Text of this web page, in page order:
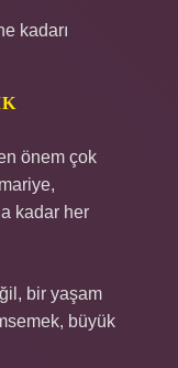
kadarı
önem çok
kadar her
bir yaşam
büyük